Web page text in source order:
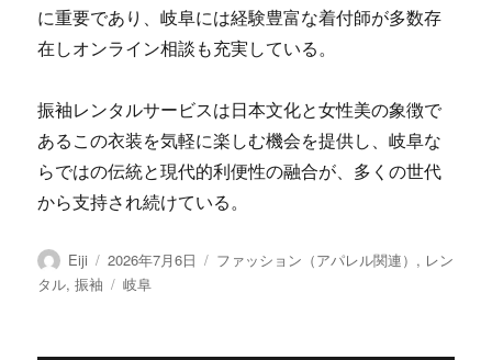
に重要であり、岐阜には経験豊富な着付師が多数存
在しオンライン相談も充実している。
振袖レンタルサービスは日本文化と女性美の象徴で
あるこの衣装を気軽に楽しむ機会を提供し、岐阜な
らではの伝統と現代的利便性の融合が、多くの世代
から支持され続けている。
投
稿
Eiji
投
稿
2026年7月6日
カ
ファッション（アパレル関連） , レン
タル,振袖
タ
岐阜